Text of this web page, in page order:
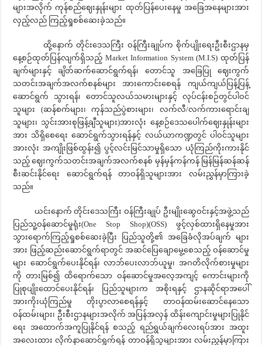
များအလိုက် ကုန်စည်ဈေးနှုန်းများ ထုတ်ပြန်ပေးနေမှု အခြေအနေများအား
လှည့်လည် ကြည့်ရှုစစ်ဆေးခဲ့သည်။
ထို့နောက် တိုင်းဒေသကြီး ဝန်ကြီးချုပ်က စိုက်ပျိုးရေးဦးစီးဌာနမှ
နေ့စဉ်ထုတ်ပြန်လျက်ရှိသည့် Market Information System (M.I.S) ထုတ်ပြန်
ချက်များနှင့် ချိတ်ဆက်ဆောင်ရွက်ရန်၊ တောင်သူ အခြေပြု ဈေးကွက်
သတင်းအချက်အလက်စနစ်များ အားကောင်းစေရန် ကျယ်ကျယ်ပြန့်ပြန့်
ဆောင်ရွက် သွားရန်၊ တောင်သူလယ်သမားများနှင့် လုပ်ငန်းစဉ်တွင်ပါဝင်
သူများ (ဆန်စက်များ၊ ကုန်သည်ပွဲစားများ၊ လက်လီ/လက်ကားရောင်းချ
သူများ၊ သွင်းအားစုဖြန့်ချီသူများ)အားလုံး နေ့စဉ်ဒေသပေါက်ဈေးနှုန်းများ
အား သိရှိစေရေး ဆောင်ရွက်သွားရန်နှင့် လယ်ယာကဏ္ဍတွင် ပါဝင်သူများ
အားလုံး အကျိုးဖြစ်ထွန်း၍ ပွင့်လင်းမြင်သာမှုရှိသော ယုံကြည်ကိုးကားနိုင်
သည့် ဈေးကွက်သတင်းအချက်အလက်စနစ် မှန်မှန်ကန်ကန် မြန်မြန်ဆန်ဆန်
စီးဆင်းနိုင်ရေး ဆောင်ရွက်ရန် တာဝန်ရှိသူများအား လမ်းညွှန်မှာကြားခဲ့
သည်။
ယင်းနောက် တိုင်းဒေသကြီး ဝန်ကြီးချုပ် ဦးမျိုးဆွေဝင်းနှင့်အဖွဲ့သည်
ပြည်သူ့ဝန်ဆောင်မှုရုံး(One Stop Shop)(OSS) ဖွင့်လှစ်ထားရှိနေမှုအား
သွားရောက်ကြည့်ရှုစစ်ဆေးခဲ့ပြီး ပြည်သူတို့၏ အခြေခံလိုအပ်ချက် များ
အား ဖြည့်ဆည်းဆောင်ရွက်ရာတွင် အဆင်ပြေချောမွေ့စေသည့် ဝန်ဆောင်မှု
များ ဆောင်ရွက်ပေးနိုင်ရန်၊ လာဘ်ပေးလာဘ်ယူမှု၊ အဂတိလိုက်စားမှုများ
ကို တားမြစ်၍ ထိရောက်သော ဝန်ဆောင်မှုအလေ့အကျင့် ကောင်းများကို
ပြုစုပျိုးထောင်ပေးနိုင်ရန်၊ ပြည်သူများက အစိုးရနှင့် ဌာနဆိုင်ရာအပေါ်
အားကိုးယုံကြည်မှု တိုးပွာလာစေရန်နှင့် တာဝန်ထမ်းဆောင်နေသော
ဝန်ထမ်းများ၊ ဦးစီးဌာနများအလိုက် အပြန်အလှန် ထိန်းကျောင်းမှုများပြုနိုင်
ရေး အထောက်အကူပြုနိုင်ရန် စသည့် ရည်ရွယ်ချက်လေးရပ်အား အထူး
အလေးထား လိုက်နာဆောင်ရွက်ရန် တာဝန်ရှိသူများအား လမ်းညွှန်မှာကြား